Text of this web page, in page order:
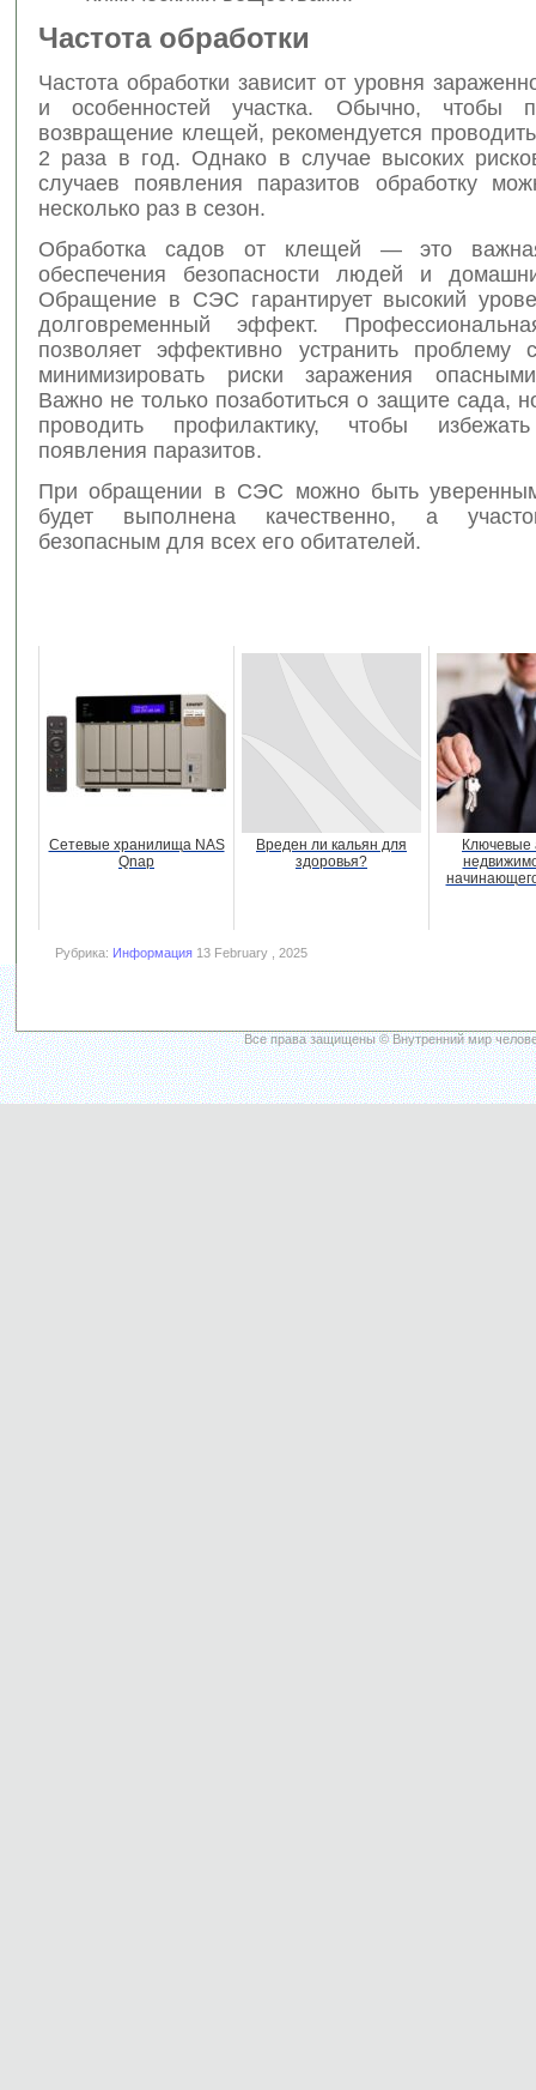
Частота обработки
Частота обработки зависит от уровня
и особенностей участка. Обычно, чтобы
возвращение клещей, рекомендуется
2 раза в год. Однако в случае высоких
случаев появления паразитов обработку
несколько раз в сезон.
Обработка садов от клещей — это
обеспечения безопасности людей и
Обращение в СЭС гарантирует высокий
долговременный эффект.
позволяет эффективно устранить
минимизировать риски заражения
Важно не только позаботиться о защите сада,
проводить профилактику, чтобы
появления паразитов.
При обращении в СЭС можно быть
будет выполнена качественно, а
безопасным для всех его обитателей.
Сетевые хранилища NAS
Qnap
Вреден ли кальян для
здоровья?
Ключевые
Рубрика: Информация 13 February , 2025
Все права защищены © Внутренний мир